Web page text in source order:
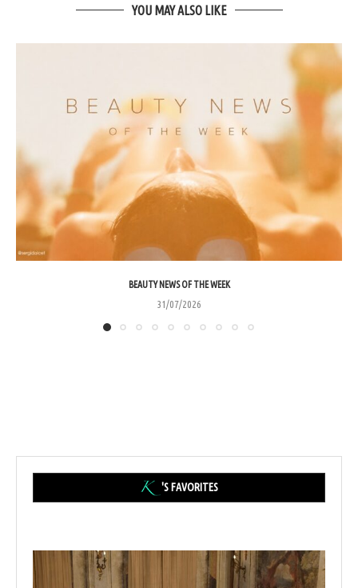
YOU MAY ALSO LIKE
BEAUTY NEWS OF THE WEEK
31/07/2026
'S FAVORITES